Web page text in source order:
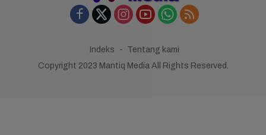
Indeks
Tentang kami
Copyright 2023 Mantiq Media All Rights Reserved.